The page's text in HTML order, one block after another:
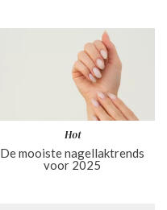
Hot
De mooiste nagellaktrends
voor 2025